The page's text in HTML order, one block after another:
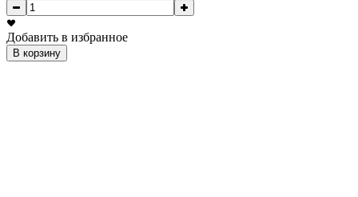
Добавить в избранное
В корзину